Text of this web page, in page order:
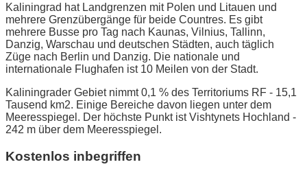
Kaliningrad hat Landgrenzen mit Polen und Litauen und
mehrere Grenzübergänge für beide Countres. Es gibt
mehrere Busse pro Tag nach Kaunas, Vilnius, Tallinn,
Danzig, Warschau und deutschen Städten, auch täglich
Züge nach Berlin und Danzig. Die nationale und
internationale Flughafen ist 10 Meilen von der Stadt.
Kaliningrader Gebiet nimmt 0,1 % des Territoriums RF - 15,1
Tausend km2. Einige Bereiche davon liegen unter dem
Meeresspiegel. Der höchste Punkt ist Vishtynets Hochland -
242 m über dem Meeresspiegel.
Kostenlos inbegriffen